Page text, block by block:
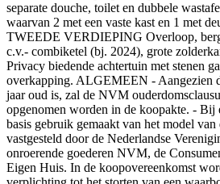
separate douche, toilet en dubbele
waarvan 2 met een vaste kast en 1 met
TWEEDE VERDIEPING Overloop,
c.v.- combiketel (bj. 2024), grote
Privacy biedende achtertuin met stenen
overkapping. ALGEMEEN - Aangezien
jaar oud is, zal de NVM
opgenomen worden in de koopakte. - Bij
basis gebruik gemaakt van het model
vastgesteld door de Nederlandse
onroerende goederen NVM, de
Eigen Huis. In de koopovereenkomst